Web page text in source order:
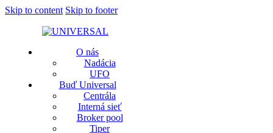
Skip to content Skip to footer
O nás
Nadácia
UFO
Buď Universal
Centrála
Interná sieť
Broker pool
Tiper